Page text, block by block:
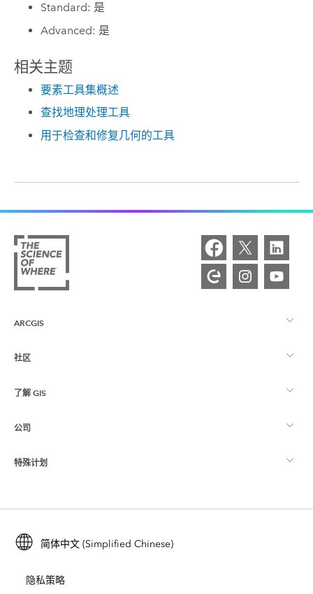
Standard: 是
Advanced: 是
相关主题
要素工具集概述
查找地理处理工具
用于检查和修复几何的工具
ARCGIS
ArcGIS 概览
制图
社区
Esri 社区
ArcGIS 博客
Esri 年轻专家关系网
了解 GIS
什么是 GIS？
位置智能
培训
ArcUser
ArcNews
公司
关于 Esri
招贤纳士
开放视野
特殊计划
ArcGIS for Student Use
保护
简体中文 (Simplified Chinese)
隐私策略